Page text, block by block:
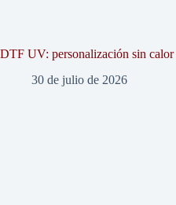
DTF UV: personalización sin calor
30 de julio de 2026